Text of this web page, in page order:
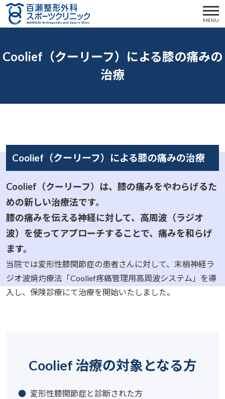
MENU
Coolief（クーリーフ）による膝の痛みの
治療
Coolief（クーリーフ）による膝の痛みの治療
Coolief（クーリーフ）は、膝の痛みをやわらげるた
めの新しい治療法です。
膝の痛みを伝える神経に対して、高周波（ラジオ
波）を使ってアプローチすることで、痛みを和らげ
ます。
当院では変形性膝関節症の患者さんに対して、末梢神経ラ
ジオ波焼灼療法「Coolief疼痛管理用高周波システム」を導
入し、保険診療にて治療を開始いたしました。
Coolief 治療の対象となる方
変形性膝関節症と診断された方